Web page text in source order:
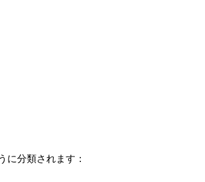
に分類されます：